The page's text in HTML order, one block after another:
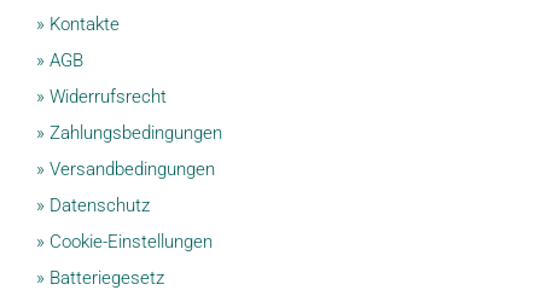
» Kontakte
» AGB
» Widerrufsrecht
» Zahlungsbedingungen
» Versandbedingungen
» Datenschutz
» Cookie-Einstellungen
» Batteriegesetz